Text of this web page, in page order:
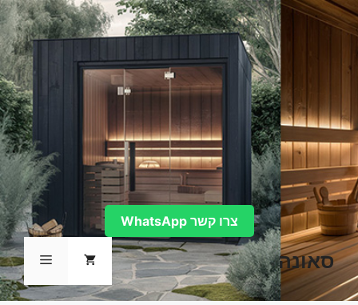
לדלג
לתוכן
סאונה תפריט
צרו קשר WhatsApp